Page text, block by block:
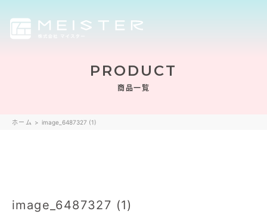
PRODUCT
商品一覧
ホーム > image_6487327 (1)
image_6487327 (1)